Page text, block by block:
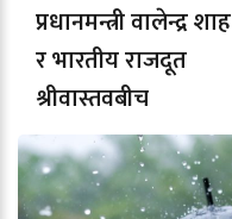
प्रधानमन्त्री वालेन्द्र शाह
र भारतीय राजदूत
श्रीवास्तवबीच
शिष्टाचार भेट